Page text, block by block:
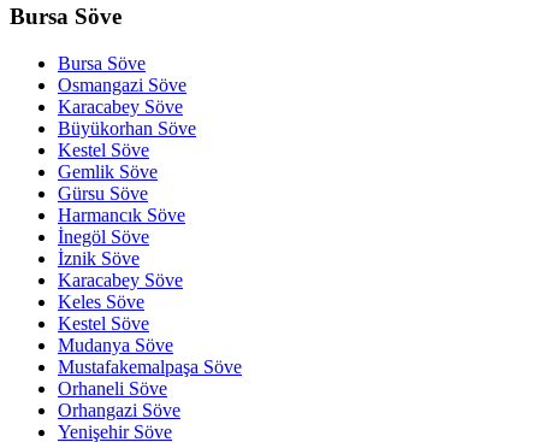
Bursa Söve
Bursa Söve
Osmangazi Söve
Karacabey Söve
Büyükorhan Söve
Kestel Söve
Gemlik Söve
Gürsu Söve
Harmancık Söve
İnegöl Söve
İznik Söve
Karacabey Söve
Keles Söve
Kestel Söve
Mudanya Söve
Mustafakemalpaşa Söve
Orhaneli Söve
Orhangazi Söve
Yenişehir Söve